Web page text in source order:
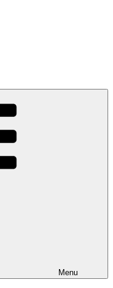
Menu